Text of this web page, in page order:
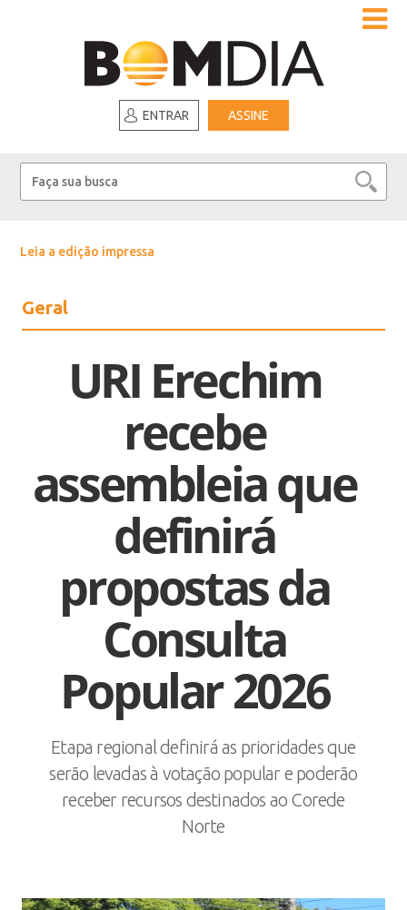
ENTRAR ASSINE
Leia a edição impressa
Geral
URI Erechim
recebe
assembleia que
definirá
propostas da
Consulta
Popular 2026
Etapa regional definirá as prioridades que
serão levadas à votação popular e poderão
receber recursos destinados ao Corede
Norte